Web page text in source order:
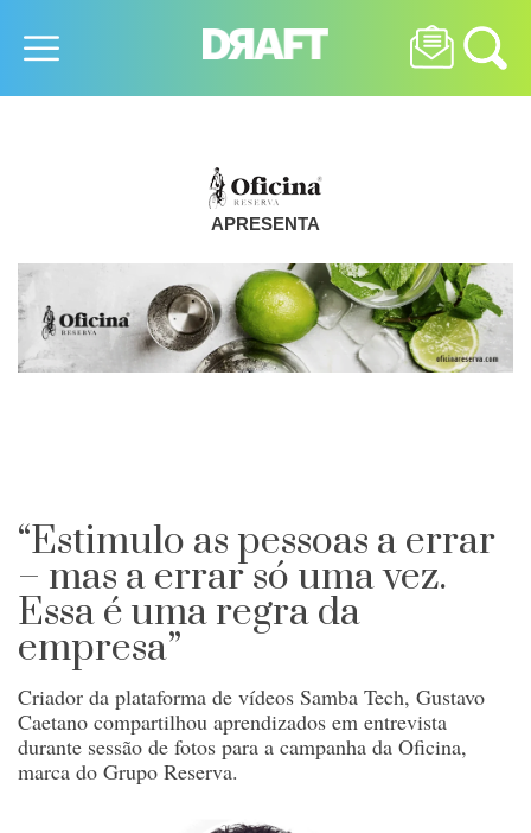
APRESENTA
“Estimulo as pessoas a errar
– mas a errar só uma vez.
Essa é uma regra da
empresa”
Criador da plataforma de vídeos Samba Tech, Gustavo
Caetano compartilhou aprendizados em entrevista
durante sessão de fotos para a campanha da Oficina,
marca do Grupo Reserva.